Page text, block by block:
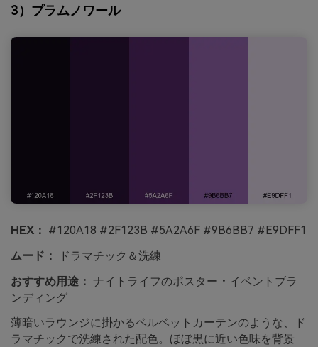
3）プラムノワール
HEX： #120A18 #2F123B #5A2A6F #9B6BB7 #E9DFF1
ムード：
ドラマチック＆洗練
おすすめ用途： ナイトライフのポスター・イベントブラ
ンディング
薄暗いラウンジに掛かるベルベットカーテンのような、ド
ラマチックで洗練された配色。ほぼ黒に近い色味を背景